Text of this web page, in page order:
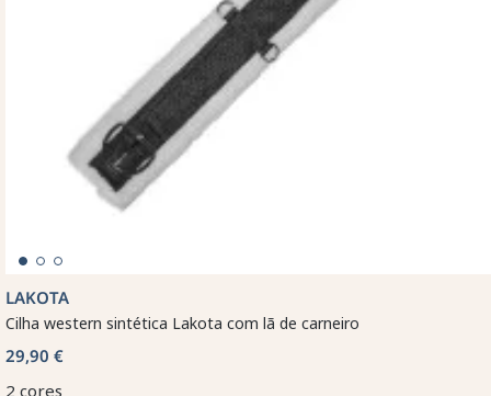
LAKOTA
Cilha western sintética Lakota com lã de carneiro
29,90 €
2 cores